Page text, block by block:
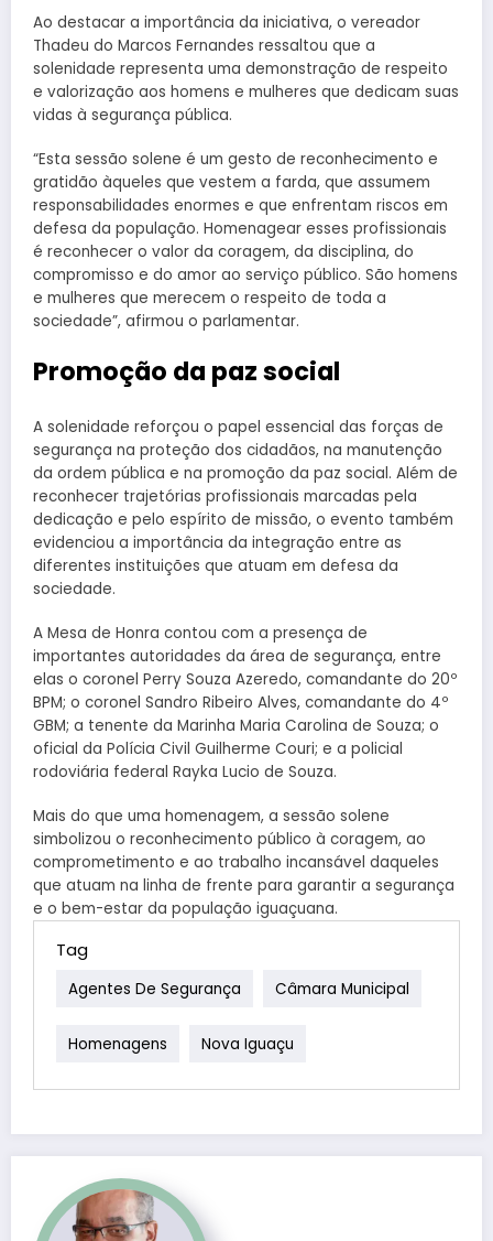
Ao destacar a importância da iniciativa, o vereador
Thadeu do Marcos Fernandes ressaltou que a
solenidade representa uma demonstração de respeito
e valorização aos homens e mulheres que dedicam suas
vidas à segurança pública.
“Esta sessão solene é um gesto de reconhecimento e
gratidão àqueles que vestem a farda, que assumem
responsabilidades enormes e que enfrentam riscos em
defesa da população. Homenagear esses profissionais
é reconhecer o valor da coragem, da disciplina, do
compromisso e do amor ao serviço público. São homens
e mulheres que merecem o respeito de toda a
sociedade”, afirmou o parlamentar.
Promoção da paz social
A solenidade reforçou o papel essencial das forças de
segurança na proteção dos cidadãos, na manutenção
da ordem pública e na promoção da paz social. Além de
reconhecer trajetórias profissionais marcadas pela
dedicação e pelo espírito de missão, o evento também
evidenciou a importância da integração entre as
diferentes instituições que atuam em defesa da
sociedade.
A Mesa de Honra contou com a presença de
importantes autoridades da área de segurança, entre
elas o coronel Perry Souza Azeredo, comandante do 20º
BPM; o coronel Sandro Ribeiro Alves, comandante do 4º
GBM; a tenente da Marinha Maria Carolina de Souza; o
oficial da Polícia Civil Guilherme Couri; e a policial
rodoviária federal Rayka Lucio de Souza.
Mais do que uma homenagem, a sessão solene
simbolizou o reconhecimento público à coragem, ao
comprometimento e ao trabalho incansável daqueles
que atuam na linha de frente para garantir a segurança
e o bem-estar da população iguaçuana.
Tag
Agentes De Segurança Câmara Municipal
Homenagens Nova Iguaçu